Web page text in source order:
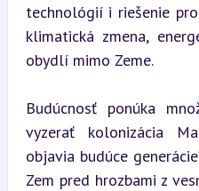
technológií i riešenie
klimatická zmena,
obydlí mimo Zeme.
Budúcnosť ponúka
vyzerať kolonizácia
objavia budúce
Zem pred hrozbami z